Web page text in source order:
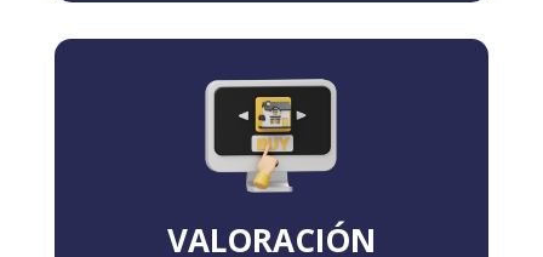
VALORACIÓN